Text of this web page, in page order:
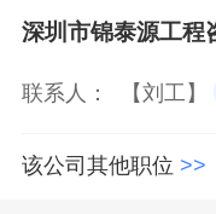
深圳市锦泰源工程
联系人： 【刘工】
该公司其他职位 >>